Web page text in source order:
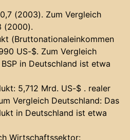
(2003). Zum Vergleich
(2000).
(Bruttonationaleinkommen
US-$. Zum Vergleich
in Deutschland ist etwa
5,712 Mrd. US-$ . realer
Vergleich Deutschland: Das
in Deutschland ist etwa
Wirtschaftssektor: